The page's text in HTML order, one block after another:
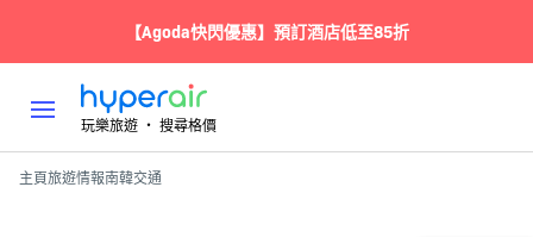
【Agoda快閃優惠】預訂酒店低至85折
玩樂旅遊 ‧ 搜尋格價
主頁旅遊情報南韓交通